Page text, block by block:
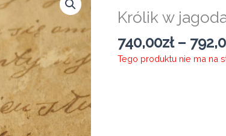
Królik w
740,00zł –
Tego produktu nie ma na